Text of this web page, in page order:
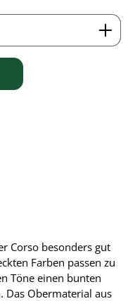
Wert ein
Corso besonders gut
Farben passen zu
Töne einen bunten
Das Obermaterial aus